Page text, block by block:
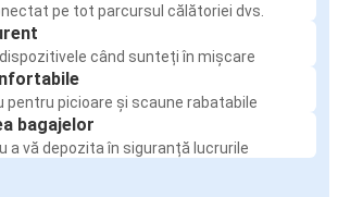
pe tot parcursul călătoriei dvs.
când sunteți în mișcare
pentru picioare și scaune rabatabile
bagajelor
a vă depozita în siguranță lucrurile